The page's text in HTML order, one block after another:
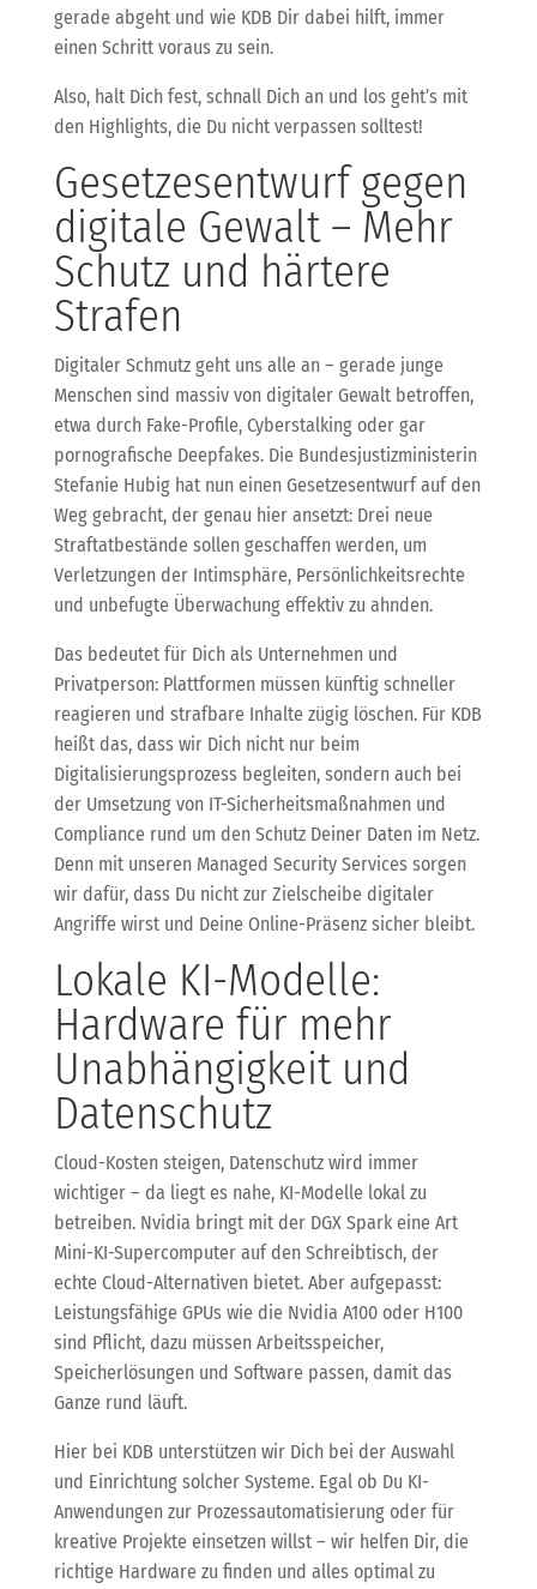
gerade abgeht und wie KDB Dir dabei hilft, immer
einen Schritt voraus zu sein.
Also, halt Dich fest, schnall Dich an und los geht’s mit
den Highlights, die Du nicht verpassen solltest!
Gesetzesentwurf gegen
digitale Gewalt – Mehr
Schutz und härtere
Strafen
Digitaler Schmutz geht uns alle an – gerade junge
Menschen sind massiv von digitaler Gewalt betroffen,
etwa durch Fake-Profile, Cyberstalking oder gar
pornografische Deepfakes. Die Bundesjustizministerin
Stefanie Hubig hat nun einen Gesetzesentwurf auf den
Weg gebracht, der genau hier ansetzt: Drei neue
Straftatbestände sollen geschaffen werden, um
Verletzungen der Intimsphäre, Persönlichkeitsrechte
und unbefugte Überwachung effektiv zu ahnden.
Das bedeutet für Dich als Unternehmen und
Privatperson: Plattformen müssen künftig schneller
reagieren und strafbare Inhalte zügig löschen. Für KDB
heißt das, dass wir Dich nicht nur beim
Digitalisierungsprozess begleiten, sondern auch bei
der Umsetzung von IT-Sicherheitsmaßnahmen und
Compliance rund um den Schutz Deiner Daten im Netz.
Denn mit unseren Managed Security Services sorgen
wir dafür, dass Du nicht zur Zielscheibe digitaler
Angriffe wirst und Deine Online-Präsenz sicher bleibt.
Lokale KI-Modelle:
Hardware für mehr
Unabhängigkeit und
Datenschutz
Cloud-Kosten steigen, Datenschutz wird immer
wichtiger – da liegt es nahe, KI-Modelle lokal zu
betreiben. Nvidia bringt mit der DGX Spark eine Art
Mini-KI-Supercomputer auf den Schreibtisch, der
echte Cloud-Alternativen bietet. Aber aufgepasst:
Leistungsfähige GPUs wie die Nvidia A100 oder H100
sind Pflicht, dazu müssen Arbeitsspeicher,
Speicherlösungen und Software passen, damit das
Ganze rund läuft.
Hier bei KDB unterstützen wir Dich bei der Auswahl
und Einrichtung solcher Systeme. Egal ob Du KI-
Anwendungen zur Prozessautomatisierung oder für
kreative Projekte einsetzen willst – wir helfen Dir, die
richtige Hardware zu finden und alles optimal zu